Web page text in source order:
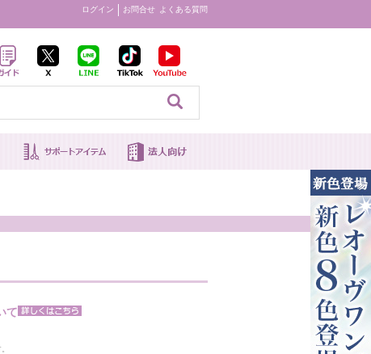
ログイン お問合せ よくある質問
る
て